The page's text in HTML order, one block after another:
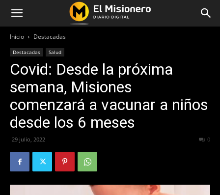
Inicio Destacadas
Destacadas Salud
Covid: Desde la próxima
semana, Misiones
comenzará a vacunar a niños
desde los 6 meses
29 julio, 2022 0